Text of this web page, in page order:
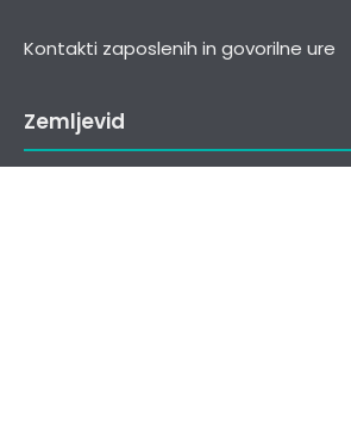
Kontakti zaposlenih in govorilne ure
Zemljevid